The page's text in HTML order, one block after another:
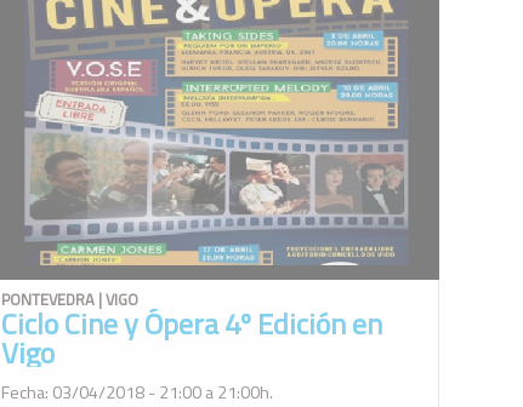
PONTEVEDRA | VIGO
Ciclo Cine y Ópera 4º Edición en
Vigo
Fecha: 03/04/2018 - 21:00 a 21:00h.